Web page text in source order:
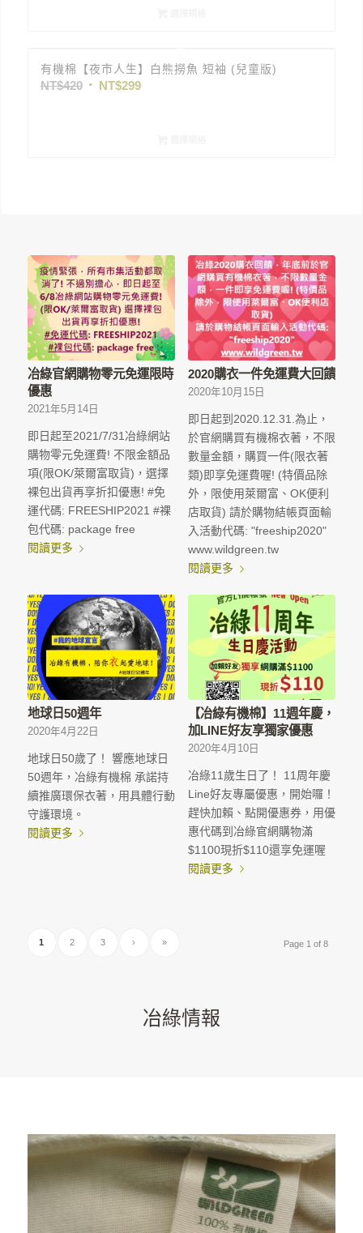
有機棉【夜市人生】白熊撈魚 短袖 (兒童版)
NT$420 NT$299
冶綠官網購物零元免運限時
優惠
2021年5月14日
即日起至2021/7/31冶綠網站
購物零元免運費! 不限金額品
項(限OK/萊爾富取貨)，選擇
裸包出貨再享折扣優惠! #免
運代碼: FREESHIP2021 #裸
包代碼: package free
閱讀更多
2020購衣一件免運費大回饋
2020年10月15日
即日起到2020.12.31.為止，
於官網購買有機棉衣著，不限
數量金額，購買一件(限衣著
類)即享免運費喔! (特價品除
外，限使用萊爾富、OK便利
店取貨) 請於購物結帳頁面輸
入活動代碼: "freeship2020"
www.wildgreen.tw
閱讀更多
地球日50週年
2020年4月22日
地球日50歲了！ 響應地球日
50週年，冶綠有機棉 承諾持
續推廣環保衣著，用具體行動
守護環境。
閱讀更多
【冶綠有機棉】11週年慶，
加LINE好友享獨家優惠
2020年4月10日
冶綠11歲生日了！ 11周年慶
Line好友專屬優惠，開始囉！
趕快加賴、點開優惠券，用優
惠代碼到冶綠官網購物滿
$1100現折$110還享免運喔
閱讀更多
Page 1 of 8
1 2 3 › »
冶綠情報